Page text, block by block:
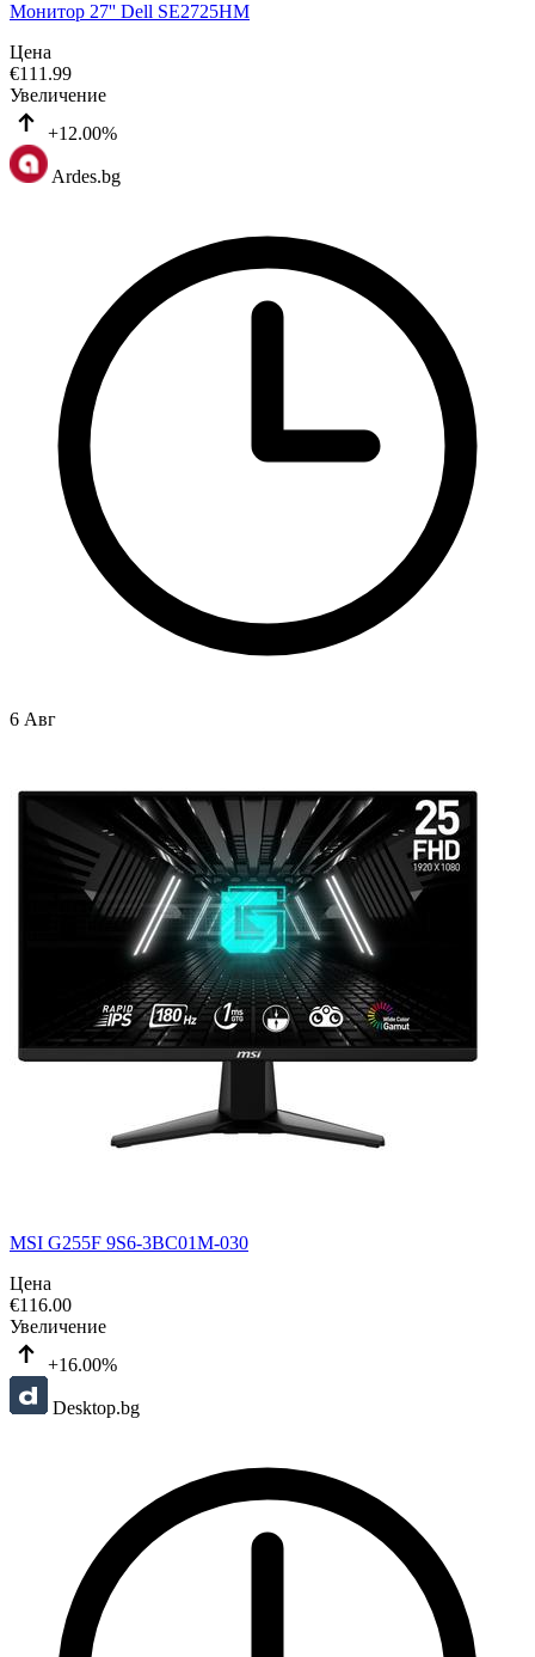
Монитор 27'' Dell SE2725HM
Цена
€111.99
Увеличение
+12.00%
Ardes.bg
6 Авг
MSI G255F 9S6-3BC01M-030
Цена
€116.00
Увеличение
+16.00%
Desktop.bg